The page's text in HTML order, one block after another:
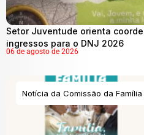
Setor Juventude orienta
ingressos para o DNJ 2026
06 de agosto de 2026
Notícia da Comissão da Família